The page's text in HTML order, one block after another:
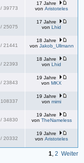
/ 39773
17 Jahre
von Aristoteles
/ 25075
17 Jahre
von Lhid
/ 21441
18 Jahre
von Jakob_Ullmann
/ 22393
18 Jahre
von Lhid
/ 23843
19 Jahre
von MKX
108337
19 Jahre
von mimi
/ 34830
19 Jahre
von TheNameless
/ 20332
19 Jahre
von Aristoteles
1, 2 Weiter